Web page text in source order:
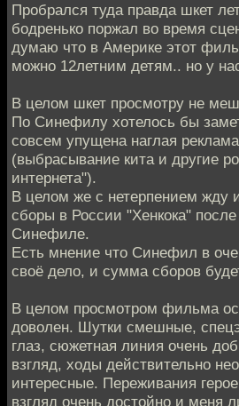
Пробрался туда правда шкет
бодренько поржал во время
думаю что в Америке этот
можно 12летним детям.. но у
В целом шкет просмотру не
По Синефилу хотелось бы
совсем упущена наглая
(выбрасывание кита и другие
интернета").
В целом же с нетерпением жду
сборы в России "Хенкока"
Синефиле.
Есть мнение что Синефил в
своё дело, и сумма сборов
В целом просмотром фильма
доволен. Шутки смешные,
глаз, сюжетная линия очень
взгляд, ходы действительно
интересные. Переживания
взгляд очень достойно и меня